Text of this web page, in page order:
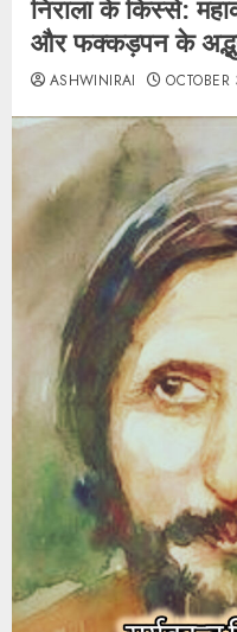
निराला के किस्से:
और फक्कड़पन के
ASHWINIRAI